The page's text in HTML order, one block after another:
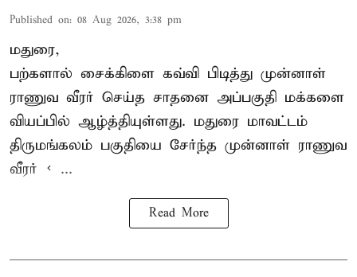
Published on: 08 Aug 2026, 3:38 pm
மதுரை,
பற்களால் சைக்கிளை கவ்வி பிடித்து முன்னாள்
ராணுவ வீரர் செய்த சாதனை அப்பகுதி மக்களை
வியப்பில் ஆழ்த்தியுள்ளது. மதுரை மாவட்டம்
திருமங்கலம் பகுதியை சேர்ந்த முன்னாள் ராணுவ
வீரர் < ...
Read More